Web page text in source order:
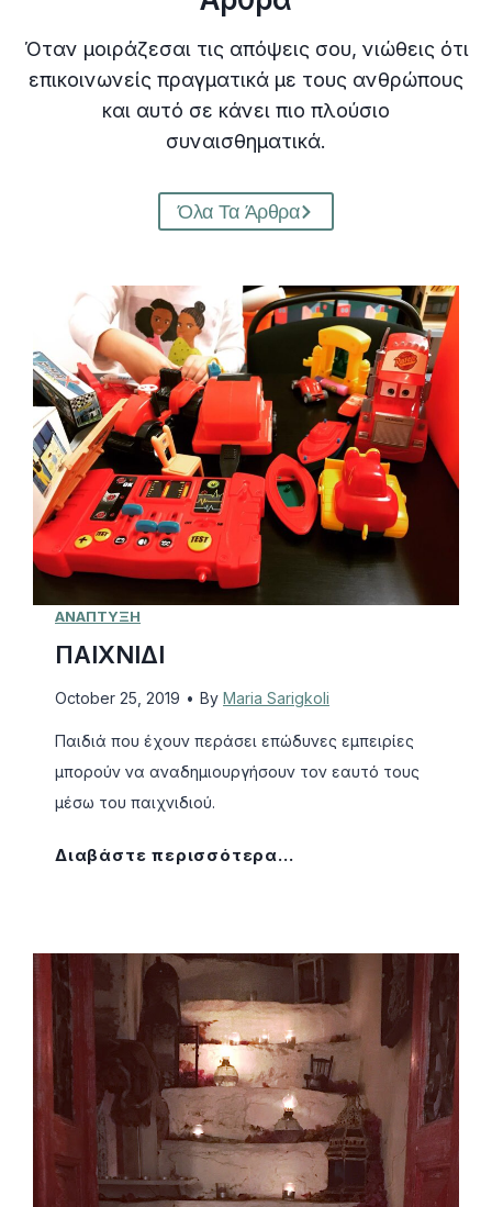
ε
ί
α
Όταν μοιράζεσαι τις απόψεις σου, νιώθεις ότι
επικοινωνείς πραγματικά με τους ανθρώπους
και αυτό σε κάνει πιο πλούσιο
συναισθηματικά.
Όλα Τα Άρθρα
ΑΝΑΠΤΥΞΗ
ΠΑΙΧΝΙΔΙ
October 25, 2019 • By Maria Sarigkoli
Παιδιά που έχουν περάσει επώδυνες εμπειρίες
μπορούν να αναδημιουργήσουν τον εαυτό τους
μέσω του παιχνιδιού.
Διαβάστε περισσότερα…Π
Ν
Ι
Δ